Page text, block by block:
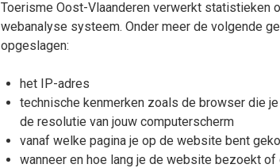
Toerisme Oost-Vlaanderen verwerkt statistieken
webanalyse systeem. Onder meer de volgende
opgeslagen:
het IP-adres
technische kenmerken zoals de browser die
de resolutie van jouw computerscherm
vanaf welke pagina je op de website bent
wanneer en hoe lang je de website bezoekt of